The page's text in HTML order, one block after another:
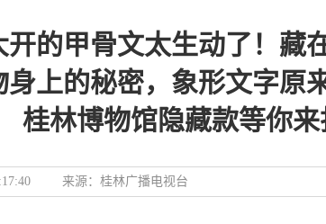
开的甲骨文太生动了！藏
上的秘密，象形文字原
桂林博物馆隐藏款等你来
来源： 桂林广播电视台